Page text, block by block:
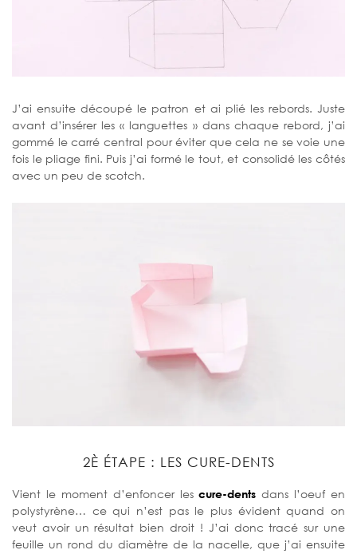
J’ai ensuite découpé le patron et ai plié les rebords. Juste
avant d’insérer les « languettes » dans chaque rebord, j’ai
gommé le carré central pour éviter que cela ne se voie une
fois le pliage fini. Puis j’ai formé le tout, et consolidé les côtés
avec un peu de scotch.
2È ÉTAPE : LES CURE-DENTS
Vient le moment d’enfoncer lescure-dents dans l’oeuf en
polystyrène… ce qui n’est pas le plus évident quand on
veut avoir un résultat bien droit ! J’ai donc tracé sur une
feuille un rond du diamètre de la nacelle, que j’ai ensuite